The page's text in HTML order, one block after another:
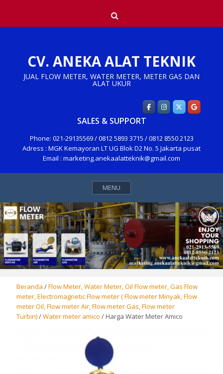
content
CV. ANEKA ALAT TEKNIK
JUAL FLOW METER, WATER METER, METER GAS DAN
ALAT UKUR
SALES & SUPPORT
Phone: 021-29135569 / 0812 5893 3715 / 0812 8550 2123
Adress : MGK Kemayoran LT UG Blok D2 No. 5 Jakarta pusat
Email : marketing.anekaalatteknik@gmail.com
MENU
Beranda /Flow Meter, Water Meter, Oil Flow meter, Gas Flow
meter, Electromagnetic Flow meter ( Flow meter Minyak, Flow
meter Oil, Flow meter Air, Flow meter Gas, Flow meter
Turbin)/Water meter amico / Harga Water Meter Amico